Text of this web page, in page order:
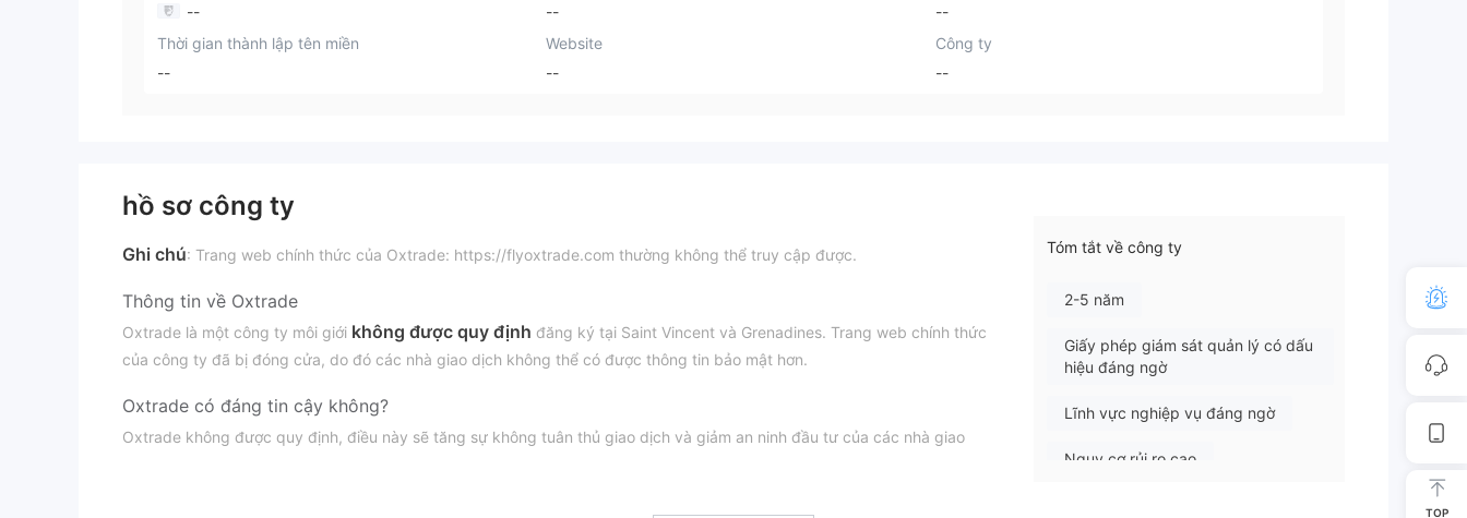
--
--
--
Thời gian thành lập tên miền
--
Website
--
Công ty
--
hồ sơ công ty
Ghi chú: Trang web chính thức của Oxtrade: https://flyoxtrade.com thường không thể truy cập được.
Thông tin về Oxtrade
Oxtrade là một công ty môi giới không được quy định đăng ký tại Saint Vincent và Grenadines. Trang web chính thức
của công ty đã bị đóng cửa, do đó các nhà giao dịch không thể có được thông tin bảo mật hơn.
Oxtrade có đáng tin cậy không?
Oxtrade không được quy định, điều này sẽ tăng sự không tuân thủ giao dịch và giảm an ninh đầu tư của các nhà giao
Tóm tắt về công ty
2-5 năm
Giấy phép giám sát quản lý có dấu
hiệu đáng ngờ
Lĩnh vực nghiệp vụ đáng ngờ
Nguy cơ rủi ro cao
TOP